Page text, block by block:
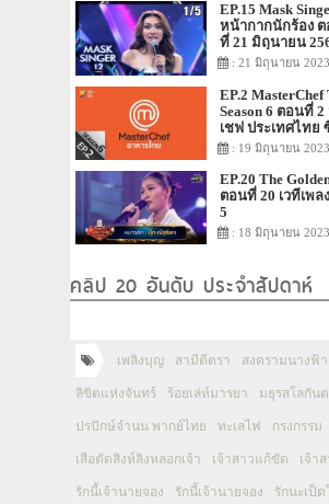
EP.15 Mask
หน้ากากนักร้อง
ที่ 21 มิถุนายน
: 21 มิถุนายน
EP.2
Season 6 ตอนที่
เชฟ ประเทศไทย
: 19 มิถุนายน
EP.20 The
ตอนที่ 20 เวทีเพล
5
: 18 มิถุนายน
คลิป 20 อันดับ ประจำสัปดาห์
เพลิงบุญ สามีตีตรา สงครามนางฟ้า
ลิขิตแห่งจันทร์ ร้อยเล่ห์มารยา มธุรสโลกัน
ปรปักษ์จำนน พากย์ไทย ทะเลไฟ กรงกรรม
เสือตัดสิงห์ลิงหลอกเจ้า เจ้าสาวแก้ขัด เจ้า
รักนี้เจ้านายจอง รักนี้เจ้านายจอง รักนะเป็ด